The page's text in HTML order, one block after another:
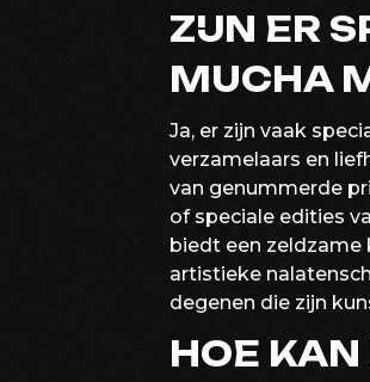
ZIJN ER
MUCHA
Ja, er zijn vaak
verzamelaars en
van genummerde
of speciale edities
biedt een zeldzame
artistieke
degenen die zijn
HOE